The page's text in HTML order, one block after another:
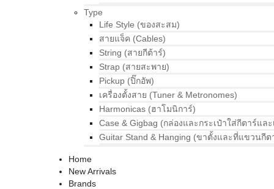
Type
Life Style (ของสะสม)
สายแจ็ค (Cables)
String (สายกีต้าร์)
Strap (สายสะพาย)
Pickup (ปิ๊กอัพ)
เครื่องตั้งสาย (Tuner & Metronomes)
Harmonicas (ฮาโมนิการ์)
Case & Gigbag (กล่องและกระเป๋าใส่กีตาร์และ
Guitar Stand & Hanging (ขาตั้งและที่แขวนกีต
Home
New Arrivals
Brands